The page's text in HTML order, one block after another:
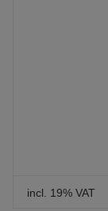
incl. 19% VAT